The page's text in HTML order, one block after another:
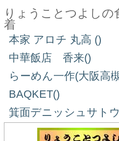
りょうことつよしの
着
本家 アロチ 丸高 ()
中華飯店 香来()
らーめん一作(大阪高
BAQKET()
箕面デニッシュサト